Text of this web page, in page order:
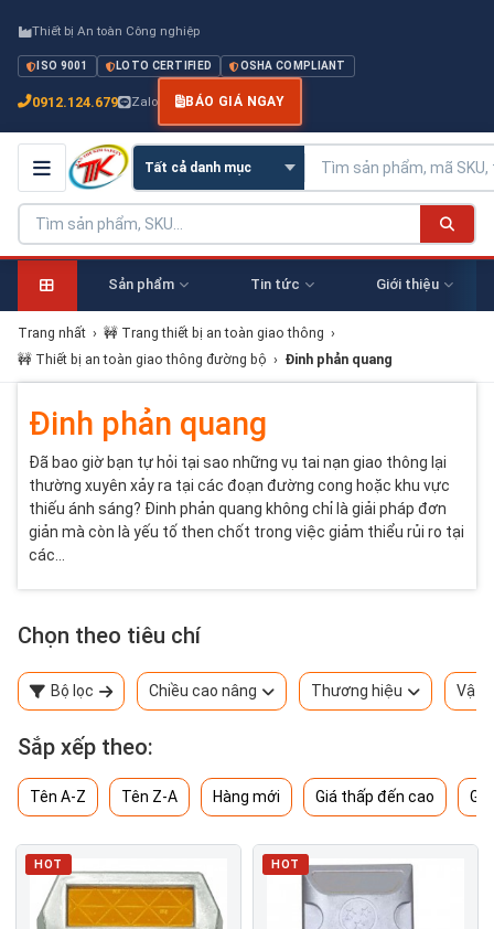
Thiết bị An toàn Công nghiệp
ISO 9001 LOTO CERTIFIED OSHA COMPLIANT
0912.124.679 Zalo BÁO GIÁ NGAY
Sản phẩm Tin tức Giới thiệu
Trang nhất › 🚧 Trang thiết bị an toàn giao thông ›
🚧 Thiết bị an toàn giao thông đường bộ › Đinh phản quang
Đinh phản quang
Đã bao giờ bạn tự hỏi tại sao những vụ tai nạn giao thông lại
thường xuyên xảy ra tại các đoạn đường cong hoặc khu vực
thiếu ánh sáng? Đinh phản quang không chỉ là giải pháp đơn
giản mà còn là yếu tố then chốt trong việc giảm thiểu rủi ro tại
các...
Chọn theo tiêu chí
Bộ lọc Chiều cao nâng Thương hiệu Vật
Sắp xếp theo:
Tên A-Z Tên Z-A Hàng mới Giá thấp đến cao
HOT HOT